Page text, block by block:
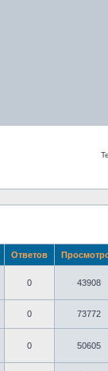
Ответов
0 43908
0 73772
0 50605